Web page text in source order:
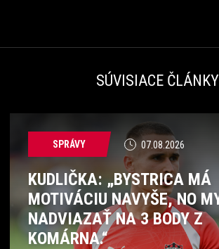
SÚVISIACE ČLÁNKY
SPRÁVY 07.08.2026
KUDLIČKA: „BYSTRICA MÁ
MOTIVÁCIU NAVYŠE, NO
NADVIAZAŤ NA 3 BODY Z
KOMÁRNA.“